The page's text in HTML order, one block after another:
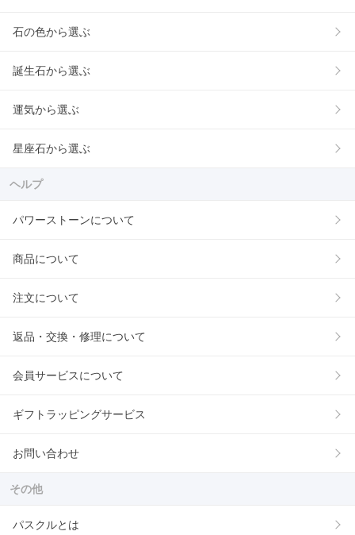
石の色から選ぶ
誕生石から選ぶ
運気から選ぶ
星座石から選ぶ
ヘルプ
パワーストーンについて
商品について
注文について
返品・交換・修理について
会員サービスについて
ギフトラッピングサービス
お問い合わせ
その他
パスクルとは